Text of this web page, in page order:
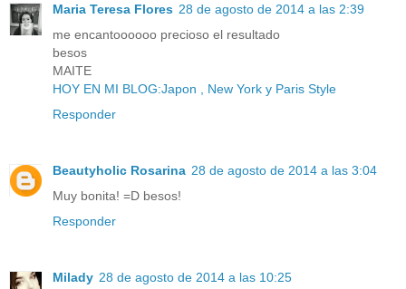
Maria Teresa Flores 28 de agosto de 2014 a las 2:39
me encantoooooo precioso el resultado
besos
MAITE
HOY EN MI BLOG:Japon , New York y Paris Style
Responder
Beautyholic Rosarina 28 de agosto de 2014 a las 3:04
Muy bonita! =D besos!
Responder
Milady 28 de agosto de 2014 a las 10:25